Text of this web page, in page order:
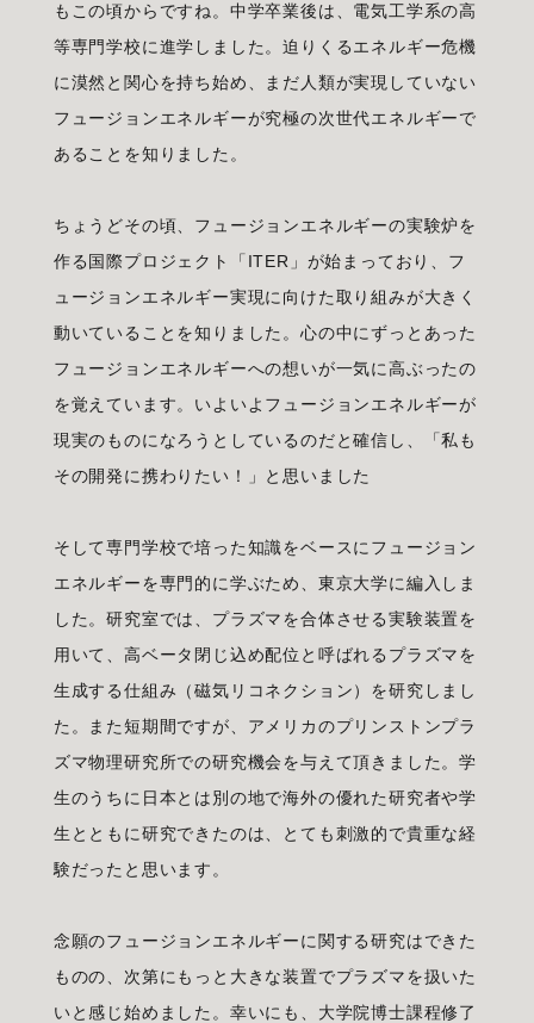
もこの頃からですね。中学卒業後は、電気工学系の高
等専門学校に進学しました。迫りくるエネルギー危機
に漠然と関心を持ち始め、まだ人類が実現していない
フュージョンエネルギーが究極の次世代エネルギーで
あることを知りました。
ちょうどその頃、フュージョンエネルギーの実験炉を
作る国際プロジェクト「ITER」が始まっており、フ
ュージョンエネルギー実現に向けた取り組みが大きく
動いていることを知りました。心の中にずっとあった
フュージョンエネルギーへの想いが一気に高ぶったの
を覚えています。いよいよフュージョンエネルギーが
現実のものになろうとしているのだと確信し、「私も
その開発に携わりたい！」と思いました
そして専門学校で培った知識をベースにフュージョン
エネルギーを専門的に学ぶため、東京大学に編入しま
した。研究室では、プラズマを合体させる実験装置を
用いて、高ベータ閉じ込め配位と呼ばれるプラズマを
生成する仕組み（磁気リコネクション）を研究しまし
た。また短期間ですが、アメリカのプリンストンプラ
ズマ物理研究所での研究機会を与えて頂きました。学
生のうちに日本とは別の地で海外の優れた研究者や学
生とともに研究できたのは、とても刺激的で貴重な経
験だったと思います。
念願のフュージョンエネルギーに関する研究はできた
ものの、次第にもっと大きな装置でプラズマを扱いた
いと感じ始めました。幸いにも、大学院博士課程修了